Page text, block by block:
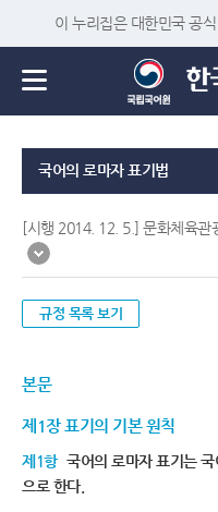
이 누리집은 대한민국 공
국어의 로마자 표기법
[시행 2014. 12. 5.] 문화체육
규정 목록 보기
본문
제1장 표기의 기본 원칙
제1항 국어의 로마자 표기는
으로 한다.